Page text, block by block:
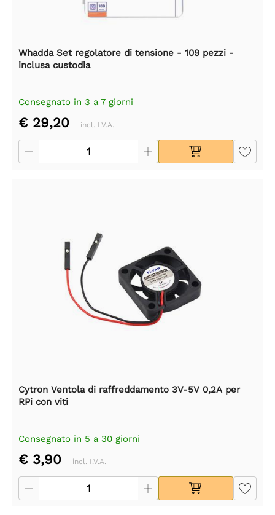
Whadda Set regolatore di tensione - 109 pezzi -
inclusa custodia
Consegnato in 3 a 7 giorni
€ 29,20 incl. I.V.A.
Cytron Ventola di raffreddamento 3V-5V 0,2A per
RPi con viti
Consegnato in 5 a 30 giorni
€ 3,90 incl. I.V.A.